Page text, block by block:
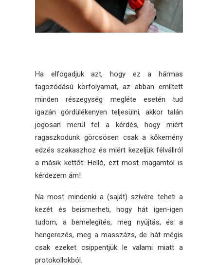
Ha elfogadjuk azt, hogy ez a hármas
tagozódású körfolyamat, az abban említett
minden részegység megléte esetén tud
igazán gördülékenyen teljesülni, akkor talán
jogosan merül fel a kérdés, hogy miért
ragaszkodunk görcsösen csak a kőkemény
edzés szakaszhoz és miért kezeljük félvállról
a másik kettőt. Helló, ezt most magamtól is
kérdezem ám!
Na most mindenki a (saját) szívére teheti a
kezét és beismerheti, hogy hát igen-igen
tudom, a bemelegítés, meg nyújtás, és a
hengerezés, meg a masszázs, de hát mégis
csak ezeket csippentjük le valami miatt a
protokollokból.